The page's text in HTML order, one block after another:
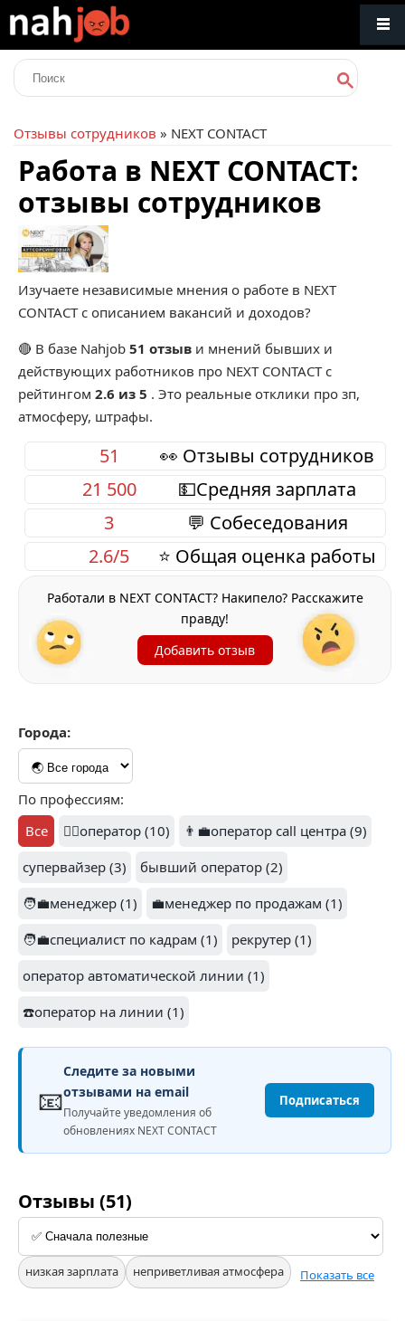
Отзывы сотрудников » NEXT CONTACT
Работа в NEXT CONTACT:
отзывы сотрудников
Изучаете независимые мнения о работе в NEXT
CONTACT с описанием вакансий и доходов?
🔴 В базе Nahjob 51 отзыв и мнений бывших и
действующих работников про NEXT CONTACTс
рейтингом 2.6 из 5 . Это реальные отклики про зп,
атмосферу, штрафы.
👀 Отзывы сотрудников
51
💵Средняя зарплата
21 500
💬 Собеседования
3
⭐ Общая оценка работы
2.6/5
Работали в NEXT CONTACT? Накипело? Расскажите
правду!
Добавить отзыв
Города:
По профессиям:
Все
👷‍♂️оператор (10)
👨‍💼оператор call центра (9)
супервайзер (3)
бывший оператор (2)
🧑‍💼менеджер (1)
💼менеджер по продажам (1)
🧑‍💼специалист по кадрам (1)
рекрутер (1)
оператор автоматической линии (1)
☎️оператор на линии (1)
📧
Следите за новыми
отзывами на email
Получайте уведомления об
обновлениях NEXT CONTACT
Подписаться
Отзывы (51)
низкая зарплата неприветливая атмосфера Показать все